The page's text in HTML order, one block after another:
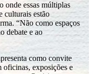
onde essas múltiplas
culturais estão
“Não como espaços
debate e ao
como convite
oficinas, exposições e